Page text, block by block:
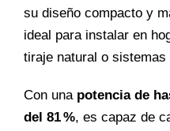
su diseño compacto y
ideal para instalar en
tiraje natural o sistemas
Con una potencia de
del 81 %, es capaz de